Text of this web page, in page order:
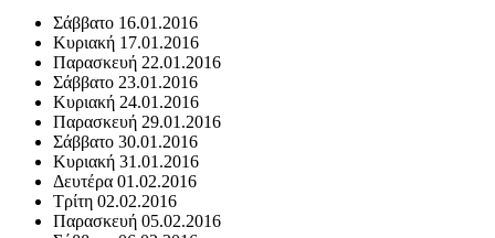
Σάββατο 16.01.2016
Κυριακή 17.01.2016
Παρασκευή 22.01.2016
Σάββατο 23.01.2016
Κυριακή 24.01.2016
Παρασκευή 29.01.2016
Σάββατο 30.01.2016
Κυριακή 31.01.2016
Δευτέρα 01.02.2016
Τρίτη 02.02.2016
Παρασκευή 05.02.2016